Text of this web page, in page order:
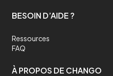
BESOIN D’AIDE ?
Ressources
FAQ
À PROPOS DE CHANGO